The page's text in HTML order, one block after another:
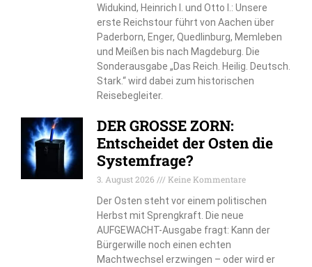
Widukind, Heinrich I. und Otto I.: Unsere
erste Reichstour führt von Aachen über
Paderborn, Enger, Quedlinburg, Memleben
und Meißen bis nach Magdeburg. Die
Sonderausgabe „Das Reich. Heilig. Deutsch.
Stark.“ wird dabei zum historischen
Reisebegleiter.
DER GROSSE ZORN:
Entscheidet der Osten die
Systemfrage?
3. August 2026
Keine Kommentare
Der Osten steht vor einem politischen
Herbst mit Sprengkraft. Die neue
AUFGEWACHT-Ausgabe fragt: Kann der
Bürgerwille noch einen echten
Machtwechsel erzwingen – oder wird er